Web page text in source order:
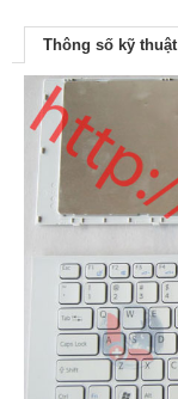
Thông số kỹ thuật